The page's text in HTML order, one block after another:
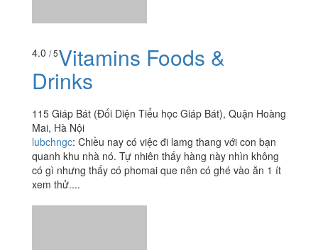
Mai, Hà Nội
quanh khu nhà nó. Tự nhiên thấy hàng này nhìn không
có gì nhưng thấy có phomai que nên có ghé vào ăn 1 ít
xem thử....
4.3/ 5Trà Sữa Feeling Tea -
Ngọc Hồi
yumyummi111:Mình là khách quen của quán này ^-^(từ